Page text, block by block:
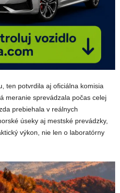
ten potvrdila aj oficiálna komisia
meranie sprevádzala počas celej
prebiehala v reálnych
úseky aj mestské prevádzky,
výkon, nie len o laboratórny